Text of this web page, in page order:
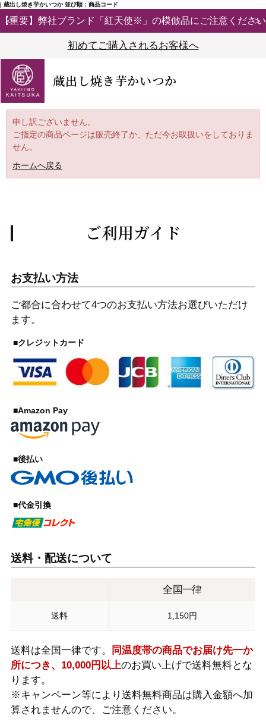
| 蔵出し焼き芋かいつか 並び順：商品コード
【重要】弊社ブランド「紅天使※」の模倣品にご注意ください
初めてご購入されるお客様へ
蔵出し焼き芋かいつか
申し訳ございません。
ご指定の商品ページは販売終了か、ただ今お取扱いをしておりま
せん。
ホームへ戻る
ご利用ガイド
お支払い方法
ご都合に合わせて4つのお支払い方法お選びいただけ
ます。
■クレジットカード
■Amazon Pay
■後払い
■代金引換
送料・配送について
全国一律
送料 1,150円
送料は全国一律です。
同温度帯の商品でお届け先一か
所につき、10,000円以上のお買い上げで送料無料とな
ります。
※キャンペーン等により送料無料商品は購入金額へ加
算されませんので、ご注意ください。